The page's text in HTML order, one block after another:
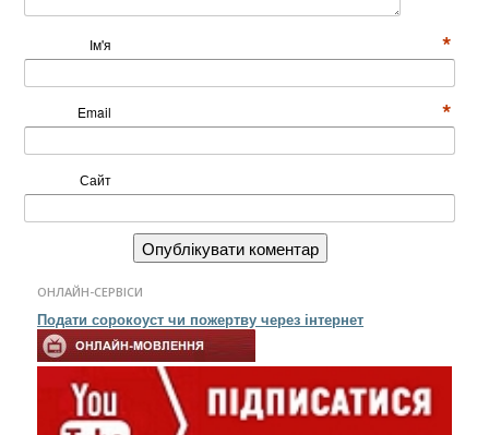
Ім'я *
Email *
Сайт
ОНЛАЙН-СЕРВІСИ
Подати сорокоуст чи пожертву через інтернет